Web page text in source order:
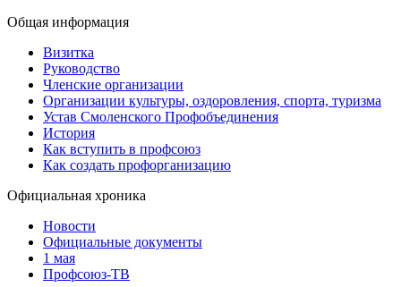
Общая информация
Визитка
Руководство
Членские организации
Организации культуры, оздоровления, спорта, туризма
Устав Смоленского Профобъединения
История
Как вступить в профсоюз
Как создать профорганизацию
Официальная хроника
Новости
Официальные документы
1 мая
Профсоюз-ТВ